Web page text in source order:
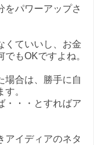
をパワーアップさ
くていいし、お金
もOKですよね。
場合は、勝手に自
。
・・・とすればア
アイディアのネタ